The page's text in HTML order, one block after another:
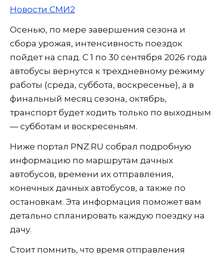
Новости СМИ2
Осенью, по мере завершения сезона и
сбора урожая, интенсивность поездок
пойдет на спад. С 1 по 30 сентября 2026 года
автобусы вернутся к трехдневному режиму
работы (среда, суббота, воскресенье), а в
финальный месяц сезона, октябрь,
транспорт будет ходить только по выходным
— субботам и воскресеньям.
Ниже портал PNZ.RU собрал подробную
информацию по маршрутам дачных
автобусов, времени их отправления,
конечных дачных автобусов, а также по
остановкам. Эта информация поможет вам
детально спланировать каждую поездку на
дачу.
Стоит помнить, что время отправления